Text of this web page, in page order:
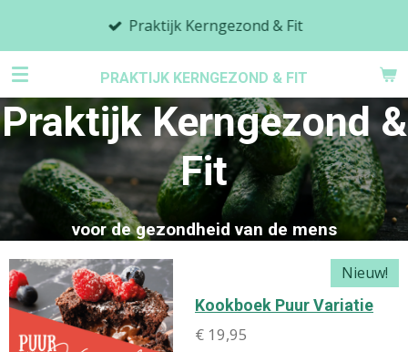
de
hoofdinhoud
PRAKTIJK KERNGEZOND & FIT
Praktijk Kerngezond & Fit
Praktijk Kerngezond &
Fit
voor de gezondheid van de mens
Nieuw!
Kookboek Puur Variatie
€ 19,95